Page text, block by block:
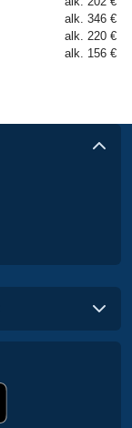
alk. 346 €
alk. 220 €
alk. 156 €